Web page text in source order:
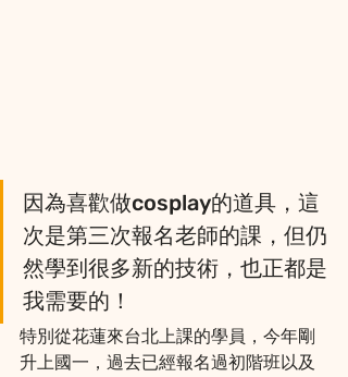
因為喜歡做cosplay的道具，這
次是第三次報名老師的課，但仍
然學到很多新的技術，也正都是
我需要的！
特別從花蓮來台北上課的學員，今年剛
升上國一，過去已經報名過初階班以及